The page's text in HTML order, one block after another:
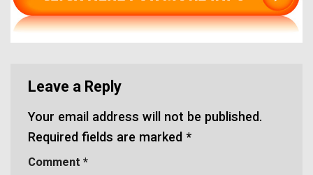
Leave a Reply
Your email address will not be published.
Required fields are marked *
Comment *